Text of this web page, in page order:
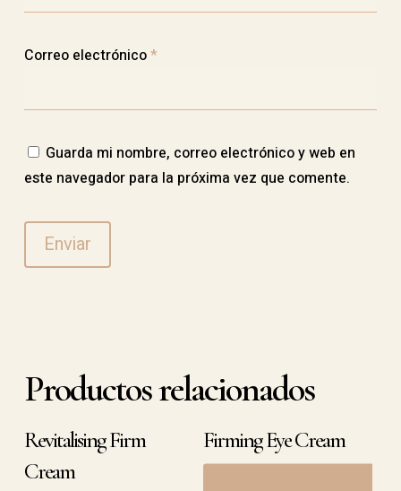
Correo electrónico*
Guarda mi nombre, correo electrónico y web en
este navegador para la próxima vez que comente.
Productos relacionados
Revitalising Firm
Cream
Firming Eye Cream